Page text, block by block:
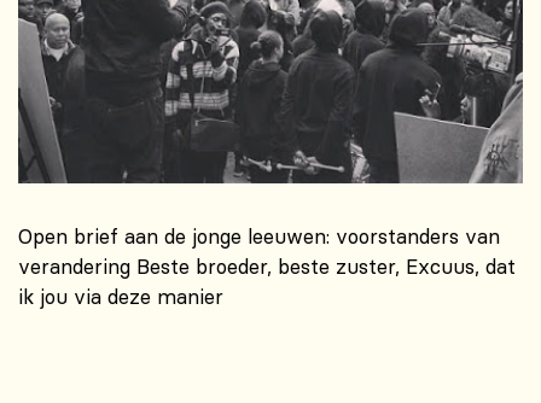
Open brief aan de jonge leeuwen: voorstanders van
verandering Beste broeder, beste zuster, Excuus, dat
ik jou via deze manier